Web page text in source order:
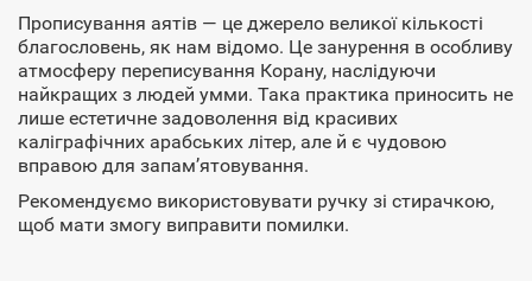
Прописування аятів — це джерело великої кількості
благословень, як нам відомо. Це занурення в особливу
атмосферу переписування Корану, наслідуючи
найкращих з людей умми. Така практика приносить не
лише естетичне задоволення від красивих
каліграфічних арабських літер, але й є чудовою
вправою для запам’ятовування.
Рекомендуємо використовувати ручку зі стирачкою,
щоб мати змогу виправити помилки.